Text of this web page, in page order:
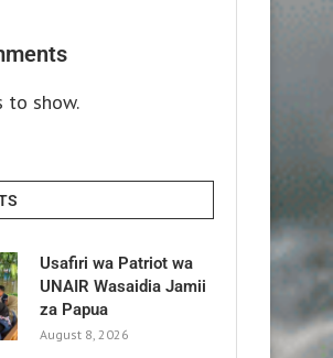
to show.
Usafiri wa Patriot wa
UNAIR Wasaidia Jamii
za Papua
August 8, 2026